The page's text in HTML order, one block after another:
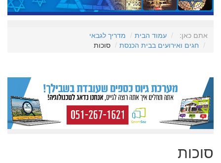
אתם כאן: עמוד הבית
מדריך לגבאי
חגים ואירועים בבית הכנסת
סוכות
סוכות